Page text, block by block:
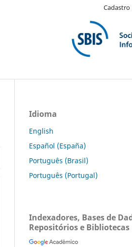
Cadastro
Idioma
English
Español (España)
Português (Brasil)
Português (Portugal)
Indexadores, Bases de
Repositórios e Bibliotecas